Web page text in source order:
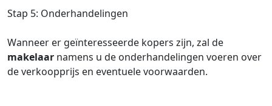
Stap 5: Onderhandelingen
Wanneer er geïnteresseerde kopers zijn, zal de
makelaar namens u de onderhandelingen voeren over
de verkoopprijs en eventuele voorwaarden.